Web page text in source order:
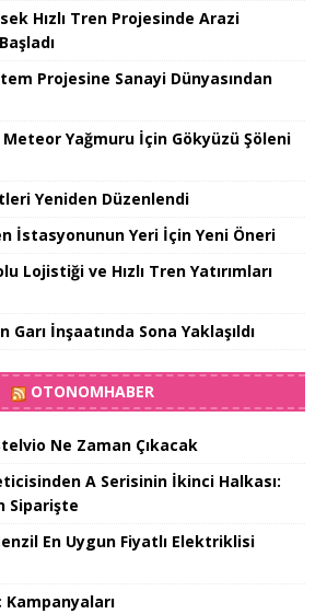
Hızlı Tren Projesinde Arazi
Projesine Sanayi Dünyasından
Meteor Yağmuru İçin Gökyüzü Şöleni
Yeniden Düzenlendi
İstasyonunun Yeri İçin Yeni Öneri
Lojistiği ve Hızlı Tren Yatırımları
Garı İnşaatında Sona Yaklaşıldı
OTONOMHABER
Ne Zaman Çıkacak
A Serisinin İkinci Halkası:
Siparişte
En Uygun Fiyatlı Elektriklisi
Kampanyaları